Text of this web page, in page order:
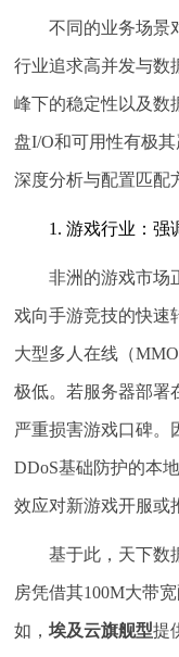
不同的业务场景
行业追求高并发与数
峰下的稳定性以及数
盘I/O和可用性有极
深度分析与配置匹配
1. 游戏行业：强
非洲的游戏市场
戏向手游竞技的快速
大型多人在线（
极低。若服务器部署
严重损害游戏口碑。
DDoS基础防护的本
效应对新游戏开服或
基于此，天下数
房凭借其100M大带
如，埃及云旗舰型提